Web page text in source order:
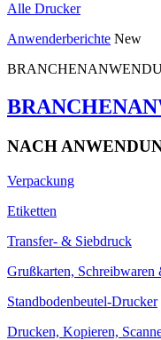
Alle Drucker
Anwenderberichte New
NACH
Verpackung
Etiketten
Transfer- & Siebdruck
Grußkarten, Schreibwaren
Standbodenbeutel-Drucker
Drucken, Kopieren,